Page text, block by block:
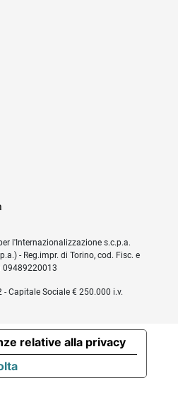
l'Internazionalizzazione s.c.p.a.
- Reg.impr. di Torino, cod. Fisc. e
09489220013
- Capitale Sociale € 250.000 i.v.
relative alla privacy